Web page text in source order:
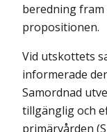
beredning
propositionen.
Vid utskottets
informerade
Samordnad
tillgänglig och
primärvården